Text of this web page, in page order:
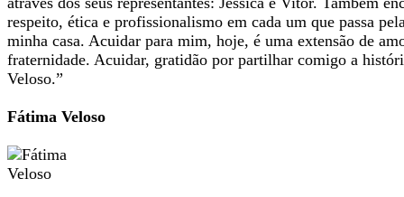
respeito, ética e profissionalismo em cada um que passa
minha casa. Acuidar para mim, hoje, é uma extensão de
fraternidade. Acuidar, gratidão por partilhar comigo a
Veloso.”
Fátima Veloso